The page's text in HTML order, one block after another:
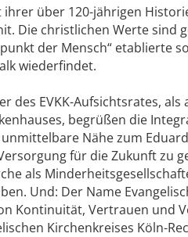
ihrer über 120-jährigen
Die christlichen Werte sind
der Mensch“ etablierte
wiederfindet.
des EVKK-Aufsichtsrates,
begrüßen die
Nähe zum
für die Zukunft zu
als
Und: Der Name
Kontinuität, Vertrauen und
Kirchenkreises Köln-